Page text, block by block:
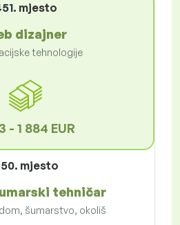
mjesto
dizajner
tehnologije
- 1 884 EUR
mjesto
tehničar
šumarstvo, okoliš